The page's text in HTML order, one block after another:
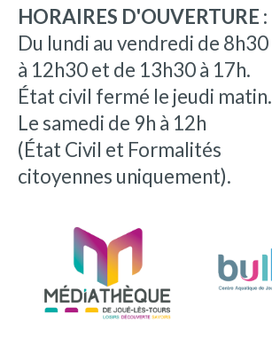
HORAIRES D'OUVERTURE :
Du lundi au vendredi de 8h30
à 12h30 et de 13h30 à 17h.
État civil fermé le jeudi matin.
Le samedi de 9h à 12h
(État Civil et Formalités
citoyennes uniquement).